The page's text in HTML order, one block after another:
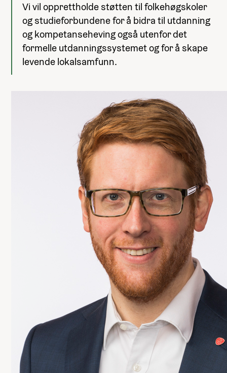
Vi vil opprettholde støtten til folkehøgskoler
og studieforbundene for å bidra til utdanning
og kompetanseheving også utenfor det
formelle utdanningssystemet og for å skape
levende lokalsamfunn.